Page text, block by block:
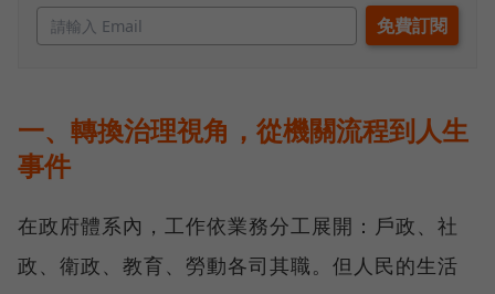
一、轉換治理視角，從機關流程到人生
事件
在政府體系內，工作依業務分工展開：戶政、社
政、衛政、教育、勞動各司其職。但人民的生活